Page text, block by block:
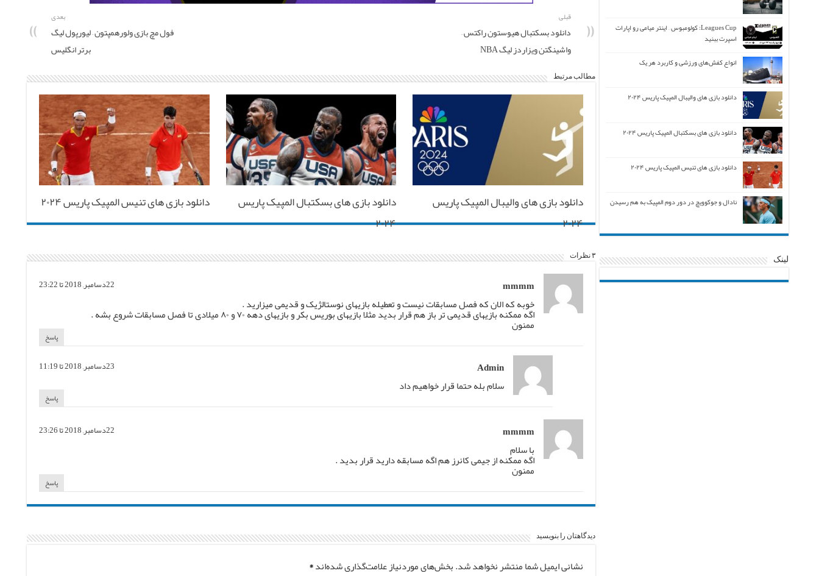
قبلی
دانلود بسکتبال هیوستون راکتس –
واشینگتن ویزاردز لیگ NBA
بعدی
فول مچ بازی ولورهمپتون – لیورپول لیگ
برتر انگلیس
مطالب مرتبط
دانلود بازی های والیبال المپیک پاریس
۲۰۲۴
دانلود بازی های بسکتبال المپیک پاریس
۲۰۲۴
دانلود بازی های تنیس المپیک پاریس ۲۰۲۴
۳ نظرات
mmmm 22دسامبر, 2018 تا 23:22
خوبه که الان که فصل مسابقات نیست و تعطیله بازیهای نوستالژیک و قدیمی میزارید .
اگه ممکنه بازیهای قدیمی تر باز هم قرار بدید مثلا بازیهای بوریس بکر و بازیهای دهه ۷۰ و ۸۰ میلادی تا فصل مسابقات شروع بشه .
ممنون
پاسخ
Admin 23دسامبر, 2018 تا 11:19
سلام بله حتما قرار خواهیم داد
پاسخ
mmmm 22دسامبر, 2018 تا 23:26
با سلام
اگه ممکنه از جیمی کانرز هم اگه مسابقه دارید قرار بدید .
ممنون
پاسخ
دیدگاهتان را بنویسید
نشانی ایمیل شما منتشر نخواهد شد.بخش‌های موردنیاز علامت‌گذاری شده‌اند*
Leagues Cup: کولومبوس – اینتر میامی رو اپارات
اسپرت ببنید
انواع کفش‌های ورزشی و کاربرد هر یک
دانلود بازی های والیبال المپیک پاریس ۲۰۲۴
دانلود بازی های بسکتبال المپیک پاریس ۲۰۲۴
دانلود بازی های تنیس المپیک پاریس ۲۰۲۴
نادال و جوکوویچ در دور دوم المپیک به هم رسیدن
لینک